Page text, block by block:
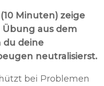
Minuten) zeige
aus dem
du deine
neutralisierst.
bei Problemen